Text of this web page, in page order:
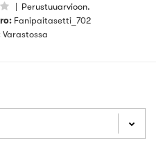
| Perustuuarvioon.
Fanipaitasetti_702
Varastossa